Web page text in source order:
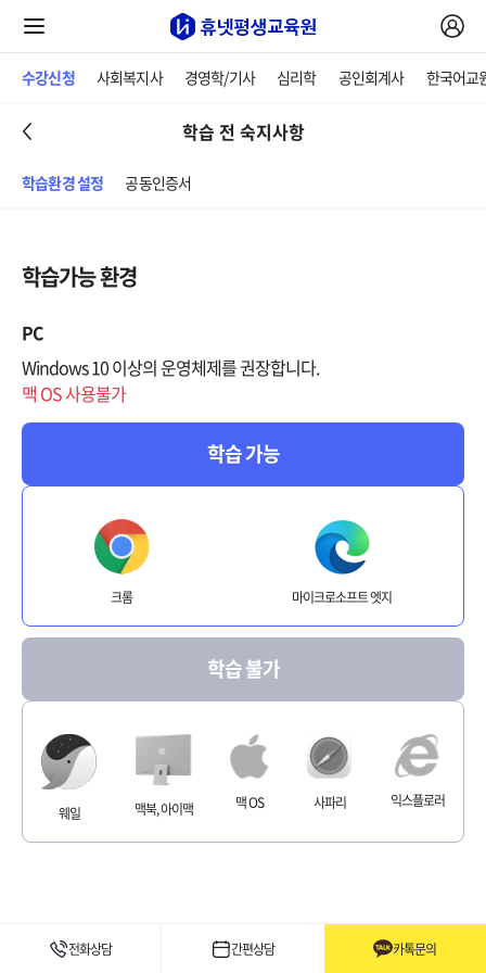
수강신청 사회복지사 경영학/기사 심리학 공인회계사 한국어교
학습 전 숙지사항
학습환경 설정 공동인증서
학습가능 환경
PC
Windows 10 이상의 운영체제를 권장합니다.
맥 OS 사용불가
학습 가능
크롬 마이크로소프트 엣지
학습 불가
웨일 맥북, 아이맥 맥 OS 사파리 익스플로러
전화상담 간편상담 카톡문의